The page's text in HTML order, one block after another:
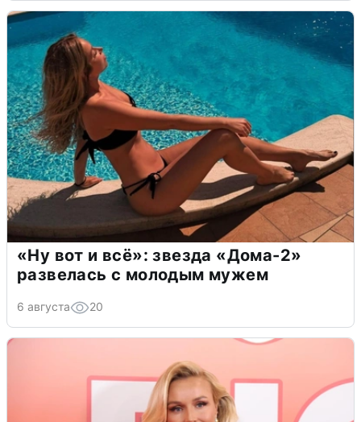
«Ну вот и всё»: звезда «Дома-2»
развелась с молодым мужем
6 августа 20